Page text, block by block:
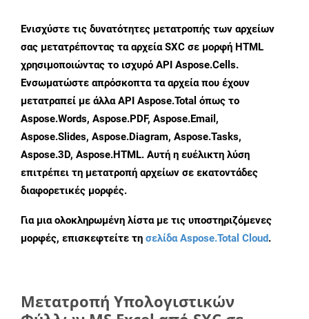
Ενισχύστε τις δυνατότητες μετατροπής των αρχείων
σας μετατρέποντας τα αρχεία SXC σε μορφή HTML
χρησιμοποιώντας το ισχυρό API Aspose.Cells.
Ενσωματώστε απρόσκοπτα τα αρχεία που έχουν
μετατραπεί με άλλα API Aspose.Total όπως το
Aspose.Words, Aspose.PDF, Aspose.Email,
Aspose.Slides, Aspose.Diagram, Aspose.Tasks,
Aspose.3D, Aspose.HTML. Αυτή η ευέλικτη λύση
επιτρέπει τη μετατροπή αρχείων σε εκατοντάδες
διαφορετικές μορφές.
Για μια ολοκληρωμένη λίστα με τις υποστηριζόμενες
μορφές, επισκεφτείτε τη σελίδα Aspose.Total Cloud.
Μετατροπή Υπολογιστικών